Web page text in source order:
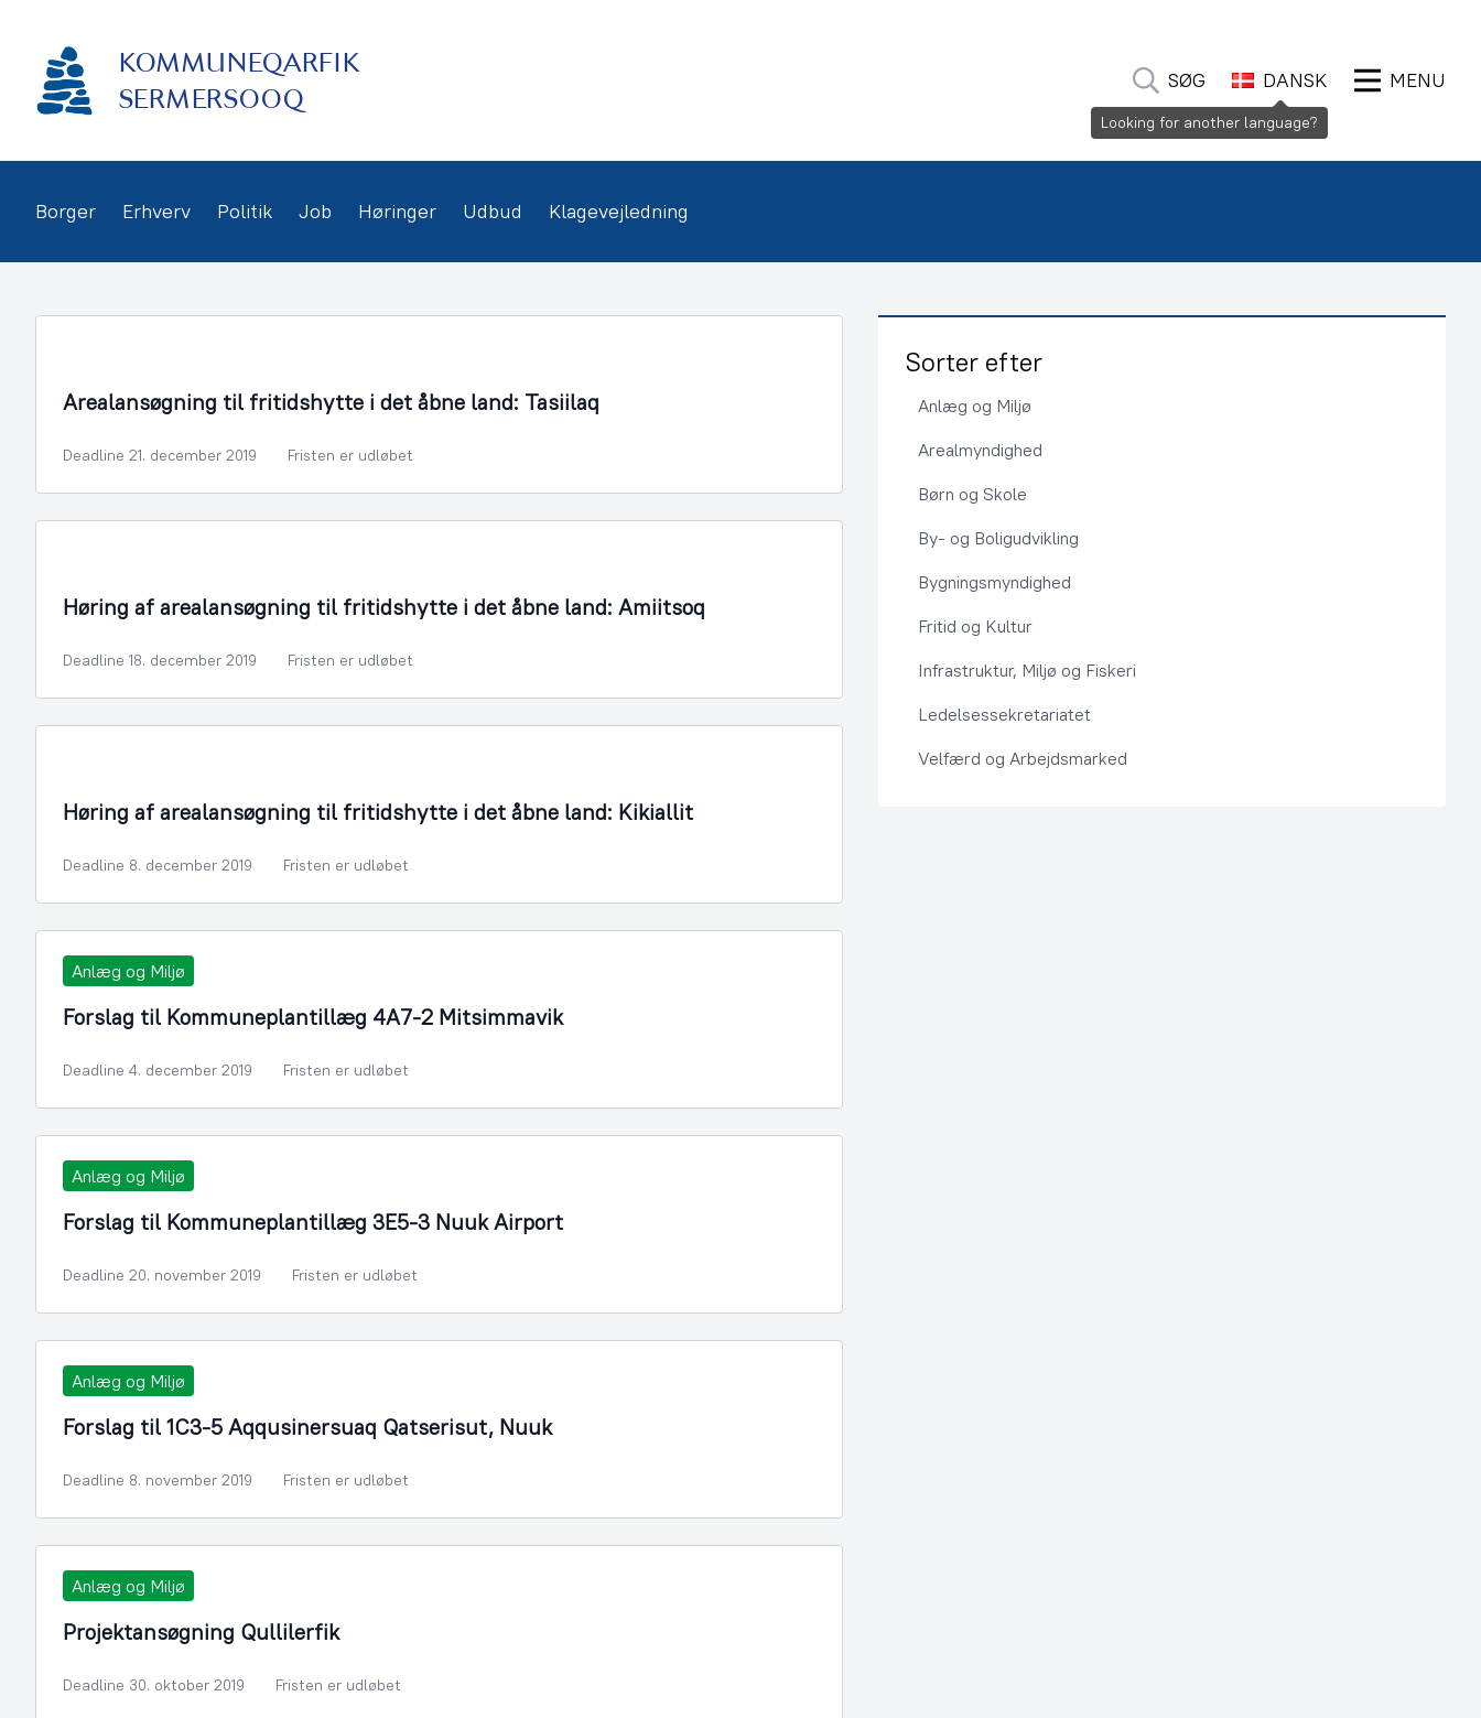
indhold
KOMMUNEQARFIK
SERMERSOOQ
SØG DANSK MENU
Borger Erhverv Politik Job Høringer Udbud Klagevejledning
Arealansøgning til fritidshytte i det åbne land: Tasiilaq
Deadline 21. december 2019 Fristen er udløbet
Høring af arealansøgning til fritidshytte i det åbne land: Amiitsoq
Deadline 18. december 2019 Fristen er udløbet
Høring af arealansøgning til fritidshytte i det åbne land: Kikiallit
Deadline 8. december 2019 Fristen er udløbet
Anlæg og Miljø
Forslag til Kommuneplantillæg 4A7-2 Mitsimmavik
Deadline 4. december 2019 Fristen er udløbet
Anlæg og Miljø
Forslag til Kommuneplantillæg 3E5-3 Nuuk Airport
Deadline 20. november 2019 Fristen er udløbet
Anlæg og Miljø
Forslag til 1C3-5 Aqqusinersuaq Qatserisut, Nuuk
Deadline 8. november 2019 Fristen er udløbet
Anlæg og Miljø
Projektansøgning Qullilerfik
Deadline 30. oktober 2019 Fristen er udløbet
Sorter efter
Anlæg og Miljø
Arealmyndighed
Børn og Skole
By- og Boligudvikling
Bygningsmyndighed
Fritid og Kultur
Infrastruktur, Miljø og Fiskeri
Ledelsessekretariatet
Velfærd og Arbejdsmarked
Looking for another language?